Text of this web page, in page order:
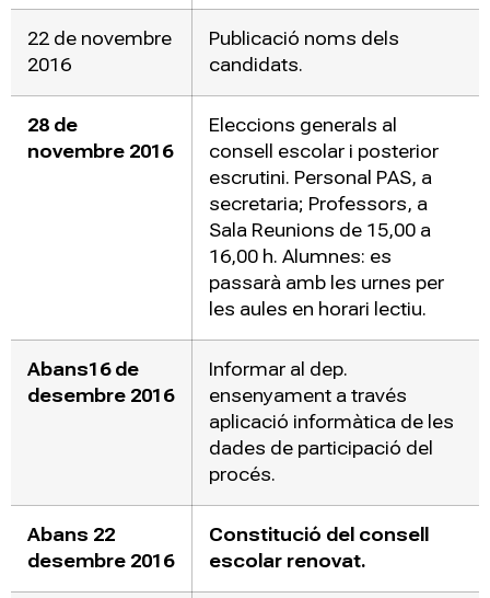
22 de novembre
2016
Publicació noms dels
candidats.
28 de
novembre 2016
Eleccions generals al
consell escolar i posterior
escrutini. Personal PAS, a
secretaria; Professors, a
Sala Reunions de 15,00 a
16,00 h. Alumnes: es
passarà amb les urnes per
les aules en horari lectiu.
Abans16 de
desembre 2016
Informar al dep.
ensenyament a través
aplicació informàtica de les
dades de participació del
procés.
Abans 22
desembre 2016
Constitució del consell
escolar renovat.